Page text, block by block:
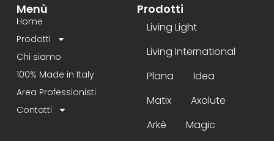
Menù
Home
Prodotti
Chi siamo
100% Made in Italy
Area Professionisti
Contatti
Prodotti
Living Light
Living International
Plana
Idea
Matix
Axolute
Arkè
Magic